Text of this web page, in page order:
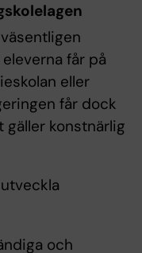
får på
eller
får dock
gäller konstnärlig
och